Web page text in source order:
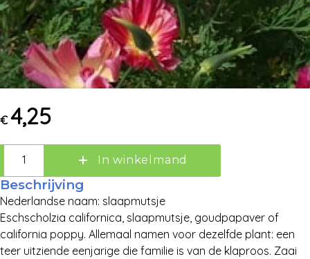
€ 4,25
In winkelmand
Beschrijving
Nederlandse naam: slaapmutsje
Eschscholzia californica, slaapmutsje, goudpapaver of
california poppy. Allemaal namen voor dezelfde plant: een
teer uitziende eenjarige die familie is van de klaproos. Zaai